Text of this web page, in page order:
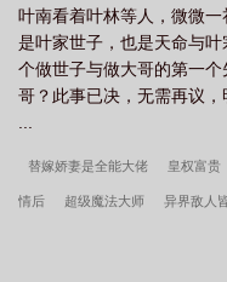
叶南看着叶林等人，微微
是叶家世子，也是天命与
个做世子与做大哥的第一
哥？此事已决，无需再议
替嫁娇妻是全能大佬 皇权富贵
情后 超级魔法大师 异界敌人